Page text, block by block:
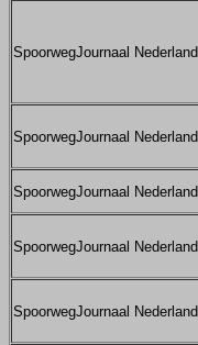
SpoorwegJournaal Nederland
SpoorwegJournaal Nederland
SpoorwegJournaal Nederland
SpoorwegJournaal Nederland
SpoorwegJournaal Nederland